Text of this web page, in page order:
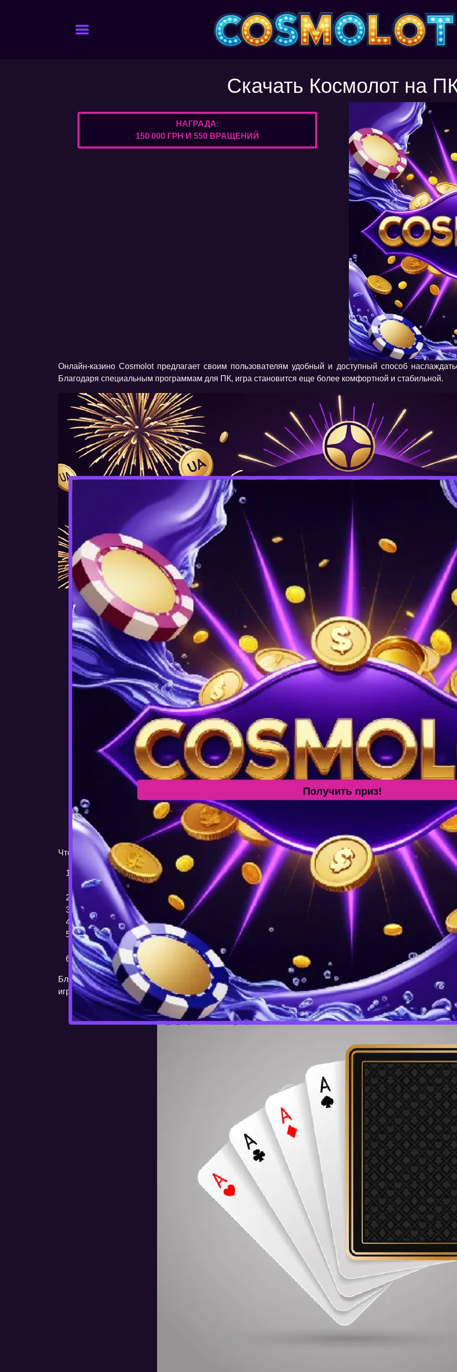
Скачать Космолот на
НАГРАДА:
150 000 ГРН И 550 ВРАЩЕНИЙ
Онлайн-казино Cosmolot предлагает своим пользователям удобный и доступный способ
Благодаря специальным программам для ПК, игра становится еще более комфортной и стабильной.
Скачать Космолот на ПК с
Чтобы начать пользоваться официальным приложением Космолот на вашем компьютере, выполните
Перейдите на официальный сайт Cosmolot:Откройте любимый веб-браузер (Google Chrome,
cosmolot.ua.
Найдите раздел для загрузки приложений:
В меню главной страницы перейдите в раздел
Скачайте установочный файл:Нажмите на кнопку загрузки, чтобы получить файл установки
Установите приложение:Откройте загруженный файл и следуйте инструкциям мастера установки.
Войдите в свой аккаунт:После установки откройте приложение, введите данные для входа
зарегистрированы.
Наслаждайтесь игрой:
Выберите любую игру из библиотеки заведения и начните играть на деньги.
Благодаря быстрой установке, стабильной работе и широкому выбору игр это приложение станет
игр.
Получить приз!